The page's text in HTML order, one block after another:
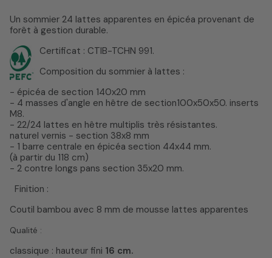
Un sommier 24 lattes apparentes en épicéa provenant de
forêt à gestion durable.
Certificat : CTIB-TCHN 991.
Composition du sommier à lattes :
- épicéa de section 140x20 mm
- 4 masses d'angle en hêtre de section100x50x50. inserts
M8.
- 22/24 lattes en hêtre multiplis très résistantes.
naturel vernis - section 38x8 mm
- 1 barre centrale en épicéa section 44x44 mm.
(à partir du 118 cm)
- 2 contre longs pans section 35x20 mm.
Finition :
Coutil bambou avec 8 mm de mousse lattes apparentes
Qualité :
classique : hauteur fini 16 cm.